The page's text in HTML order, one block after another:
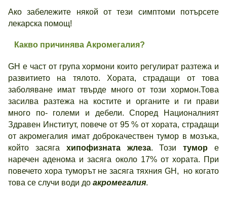
Ако забележите някой от тези симптоми потърсете
лекарска помощ!
Какво причинява Акромегалия?
GH е част от група хормони които регулират разтежа и
развитието на тялото. Хората, страдащи от това
заболяване имат твърде много от този хормон.Това
засилва разтежа на костите и органите и ги прави
много по- големи и дебели. Според Националният
Здравен Институт, повече от 95 % от хората, страдащи
от акромегалия имат доброкачествен тумор в мозъка,
който засяга хипофизната жлеза. Тозитуморе
наречен аденома и засяга около 17% от хората. При
повечето хора туморът не засяга тяхния GH, но когато
това се случи води до акромегалия.